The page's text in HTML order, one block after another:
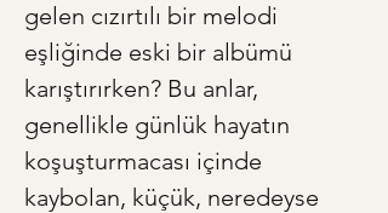
gelen cızırtılı bir melodi
eşliğinde eski bir albümü
karıştırırken? Bu anlar,
genellikle günlük hayatın
koşuşturmacası içinde
kaybolan, küçük, neredeyse